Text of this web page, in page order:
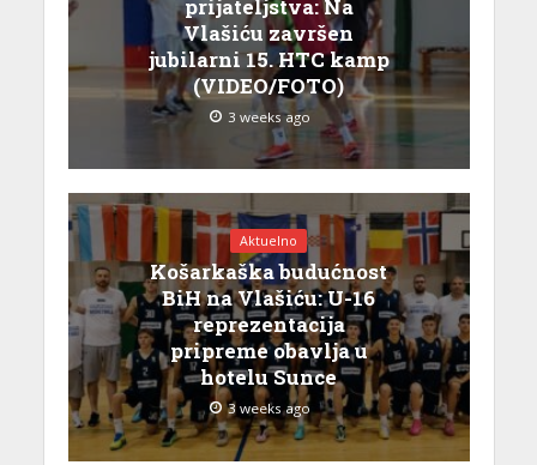
prijateljstva: Na
Vlašiću završen
jubilarni 15. HTC kamp
(VIDEO/FOTO)
3 weeks ago
Aktuelno
Košarkaška budućnost
BiH na Vlašiću: U-16
reprezentacija
pripreme obavlja u
hotelu Sunce
3 weeks ago